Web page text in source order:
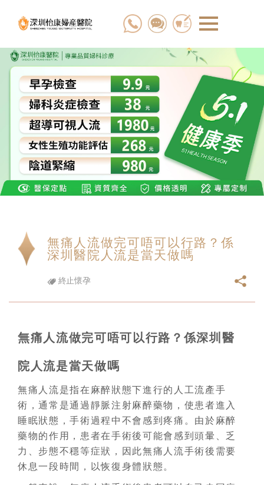
無痛人流做完可唔可以行路？係
深圳醫院人流是當天做嗎
終止懷孕
無痛人流做完可唔可以行路？係深圳醫
院人流是當天做嗎
無痛人流是指在麻醉狀態下進行的人工流產手
術，通常是通過靜脈注射麻醉藥物，使患者進入
睡眠狀態，手術過程中不會感到疼痛。由於麻醉
藥物的作用，患者在手術後可能會感到頭暈、乏
力、步態不穩等症狀，因此無痛人流手術後需要
休息一段時間，以恢復身體狀態。